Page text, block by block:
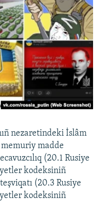
nezaretindeki İslâm
memuriy madde
(20.1 Rusiye
kodeksiniñ
(20.3 Rusiye
kodeksiniñ